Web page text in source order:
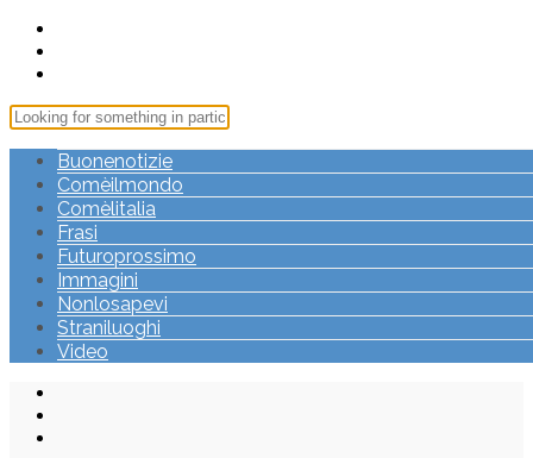
Buonenotizie
Comèilmondo
Comèlitalia
Frasi
Futuroprossimo
Immagini
Nonlosapevi
Straniluoghi
Video